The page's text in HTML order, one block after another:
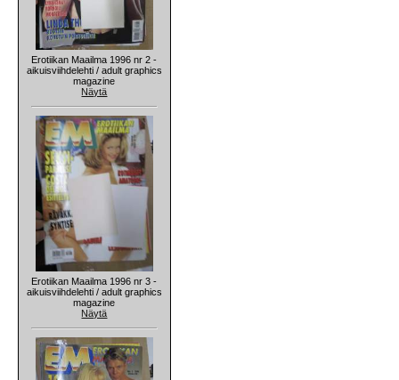
Erotiikan Maailma 1996 nr 2 -
aikuisviihdelehti / adult graphics
magazine
Näytä
Erotiikan Maailma 1996 nr 3 -
aikuisviihdelehti / adult graphics
magazine
Näytä